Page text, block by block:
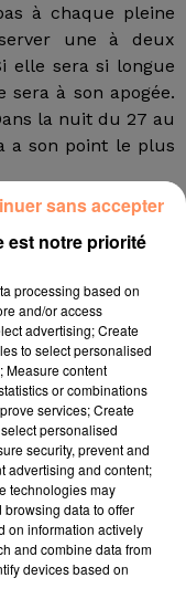
à chaque pleine
une à deux
elle sera si longue
à son apogée.
la nuit du 27 au
a son point le plus
la deuxième de
éclipse totale
passera par le
éclipse
dernier. Elle avait
depuis la France,
à venir, l'océan
au moins en
de l'Europe et de
du Sud, mais
Atlantique,
est notre priorité
processing based on
and/or access
advertising; Create
to select personalised
Measure content
or combinations
services; Create
personalised
security, prevent and
advertising and content;
technologies may
data to offer
on information actively
and combine data from
devices based on
sans accepter